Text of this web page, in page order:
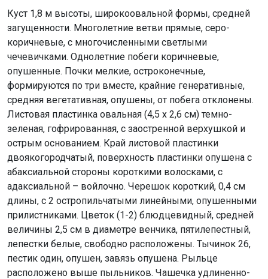
Куст 1,8 м высоты, широкоовальной формы, средней
загущенности. Многолетние ветви прямые, серо-
коричневые, с многочисленными светлыми
чечевичками. Однолетние побеги коричневые,
опушенные. Почки мелкие, остроконечные,
формируются по три вместе, крайние генеративные,
средняя вегетативная, опушены, от побега отклонены.
Листовая пластинка овальная (4,5 х 2,6 см) темно-
зеленая, гофрированная, с заостренной верхушкой и
острым основанием. Край листовой пластинки
двоякогородчатый, поверхность пластинки опушена с
абаксиальной стороны короткими волосками, с
адаксиальной – войлочно. Черешок короткий, 0,4 см
длины, с 2 остропильчатыми линейными, опушенными
прилистниками. Цветок (1-2) блюдцевидный, средней
величины 2,5 см в диаметре венчика, пятилепестный,
лепестки белые, свободно расположены. Тычинок 26,
пестик один, опушен, завязь опушена. Рыльце
расположено выше пыльников. Чашечка удлиненно-